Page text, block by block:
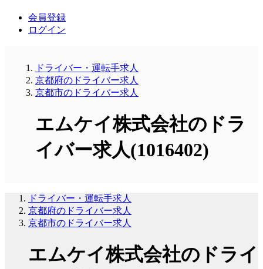
会員登録
ログイン
ドライバー・運転手求人
京都府のドライバー求人
京都市のドライバー求人
エムケイ株式会社のドラ
イバー求人(1016402)
ドライバー・運転手求人
京都府のドライバー求人
京都市のドライバー求人
エムケイ株式会社のドライ